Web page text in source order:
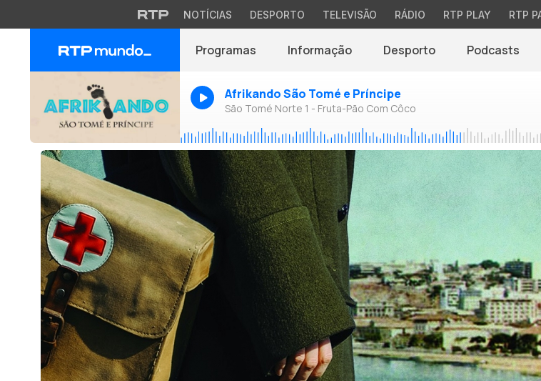
NOTÍCIAS DESPORTO TELEVISÃO RÁDIO RTP PLAY RTP
Programas Informação Desporto Podcasts
Afrikando São Tomé e Príncipe
São Tomé Norte 1 - Fruta-Pão Com Côco